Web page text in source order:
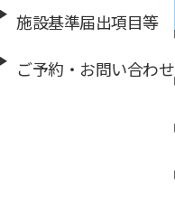
施設基準届出項目等
ご予約・お問い合わせ